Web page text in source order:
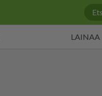
LAINAA